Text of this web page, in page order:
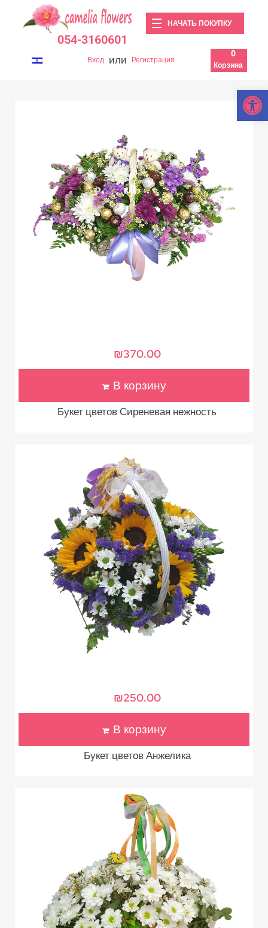
054-3160601
НАЧАТЬ ПОКУПКУ
Вход или Регистрация Корзина
0
Букет цветов Сиреневая нежность
₪370.00
В корзину
Букет цветов Анжелика
₪250.00
В корзину